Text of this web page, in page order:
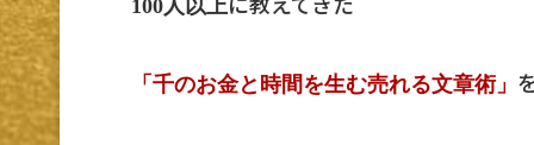
100人以上
「千のお金と時間を生む売れる文章術」